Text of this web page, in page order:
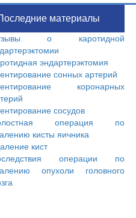
материалы
о каротидной
эндартерэктомия
сонных артерий
коронарных
сосудов
операция по
кисты яичника
кист
операции по
опухоли головного